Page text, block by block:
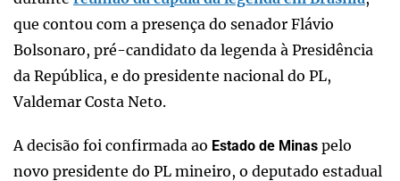
que contou com a presença do senador Flávio
Bolsonaro, pré-candidato da legenda à Presidência
da República, e do presidente nacional do PL,
Valdemar Costa Neto.
A decisão foi confirmada ao Estado de Minas pelo
novo presidente do PL mineiro, o deputado estadual